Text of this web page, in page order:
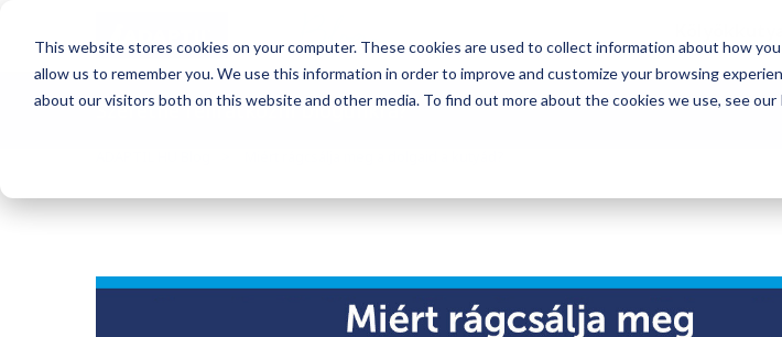
This website stores cookies on your computer. These cookies are used to collect information about how
allow us to remember you. We use this information in order to improve and customize your browsing
about our visitors both on this website and other media. To find out more about the cookies we use, see our
Blog
Szeretne feliratkozni blogunkra?